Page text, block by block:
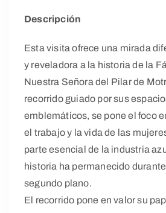
Descripción
Esta visita ofrece una mirada
y reveladora a la historia de la
Nuestra Señora del Pilar de
recorrido guiado por sus
emblemáticos, se pone el foco
el trabajo y la vida de las
parte esencial de la industria
historia ha permanecido
segundo plano.
El recorrido pone en valor su